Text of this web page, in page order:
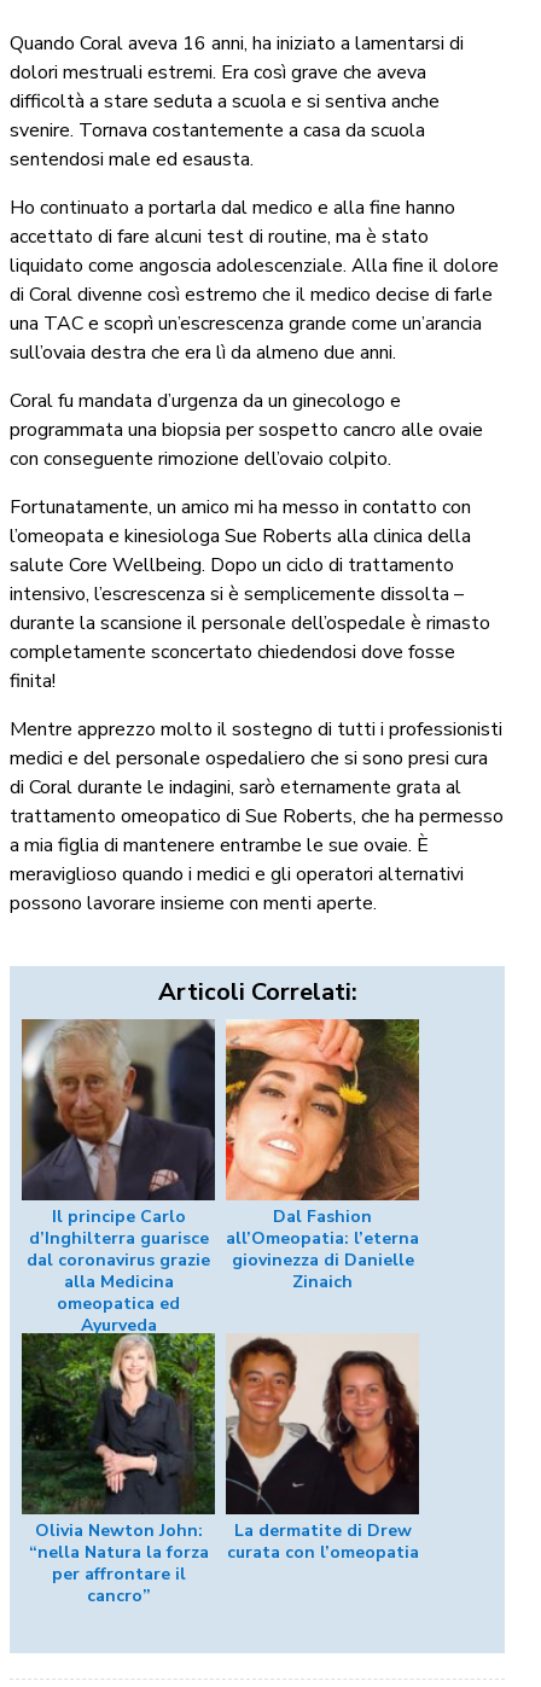
Quando Coral aveva 16 anni, ha iniziato a lamentarsi di
dolori mestruali estremi. Era così grave che aveva
difficoltà a stare seduta a scuola e si sentiva anche
svenire. Tornava costantemente a casa da scuola
sentendosi male ed esausta.
Ho continuato a portarla dal medico e alla fine hanno
accettato di fare alcuni test di routine, ma è stato
liquidato come angoscia adolescenziale. Alla fine il dolore
di Coral divenne così estremo che il medico decise di farle
una TAC e scoprì un’escrescenza grande come un’arancia
sull’ovaia destra che era lì da almeno due anni.
Coral fu mandata d’urgenza da un ginecologo e
programmata una biopsia per sospetto cancro alle ovaie
con conseguente rimozione dell’ovaio colpito.
Fortunatamente, un amico mi ha messo in contatto con
l’omeopata e kinesiologa Sue Roberts alla clinica della
salute Core Wellbeing. Dopo un ciclo di trattamento
intensivo, l’escrescenza si è semplicemente dissolta –
durante la scansione il personale dell’ospedale è rimasto
completamente sconcertato chiedendosi dove fosse
finita!
Mentre apprezzo molto il sostegno di tutti i professionisti
medici e del personale ospedaliero che si sono presi cura
di Coral durante le indagini, sarò eternamente grata al
trattamento omeopatico di Sue Roberts, che ha permesso
a mia figlia di mantenere entrambe le sue ovaie. È
meraviglioso quando i medici e gli operatori alternativi
possono lavorare insieme con menti aperte.
Articoli Correlati:
Il principe Carlo
d’Inghilterra guarisce
dal coronavirus grazie
alla Medicina
omeopatica ed
Ayurveda
Dal Fashion
all’Omeopatia: l’eterna
giovinezza di Danielle
Zinaich
Olivia Newton John:
“nella Natura la forza
per affrontare il
cancro”
La dermatite di Drew
curata con l’omeopatia